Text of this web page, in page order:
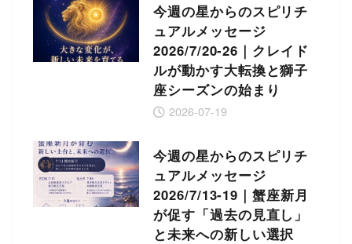
今週の星からのスピリチ
ュアルメッセージ
2026/7/20-26｜クレイド
ルが動かす大転換と獅子
座シーズンの始まり
2026-07-19
今週の星からのスピリチ
ュアルメッセージ
2026/7/13-19｜蟹座新月
が促す「過去の見直し」
と未来への新しい選択